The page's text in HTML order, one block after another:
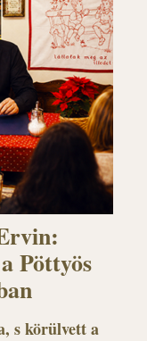
Pöttyös
s körülvett a